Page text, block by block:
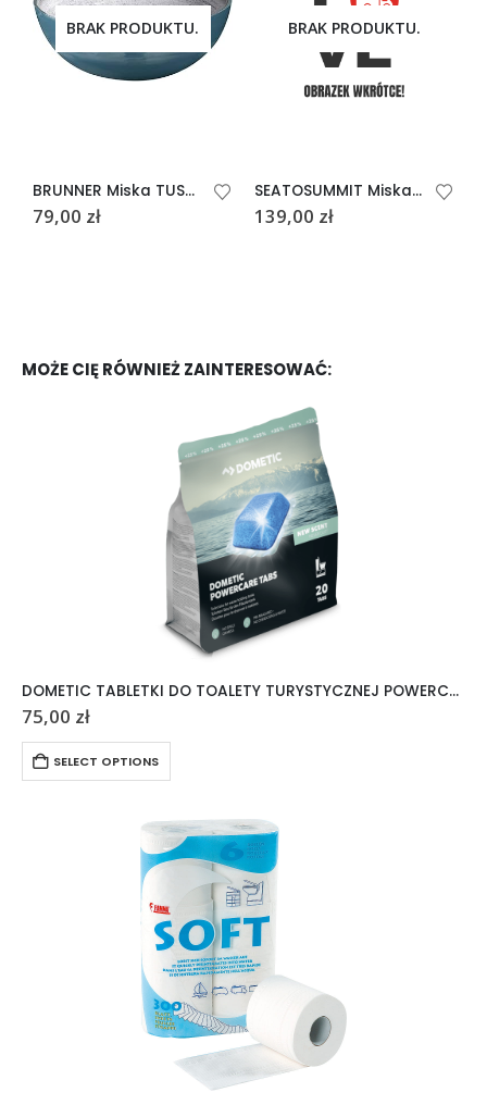
BRAK PRODUKTU.
BRUNNER Miska TUSCANY średnica 30cm
79,00 zł
BRAK PRODUKTU.
SEATOSUMMIT Miska składana turystyczna DEATOUR M Beluga
139,00 zł
MOŻE CIĘ RÓWNIEŻ ZAINTERESOWAĆ:
DOMETIC TABLETKI DO TOALETY TURYSTYCZNEJ POWERCARE TABS 20 SZTUK
75,00 zł
SELECT OPTIONS